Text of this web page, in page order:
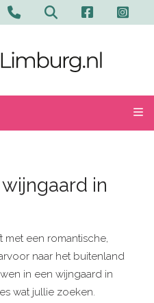
in
met een romantische,
naar het buitenland
in een wijngaard in
wat jullie zoeken.